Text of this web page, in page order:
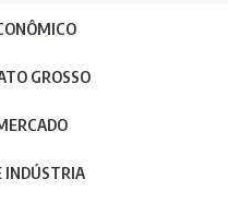
GROSSO
INDÚSTRIA